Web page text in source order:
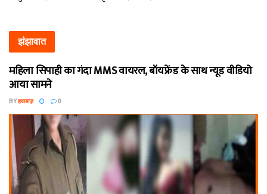
झंझावात
महिला सिपाही का गंदा MMS वायरल, बॉयफ्रेंड के साथ न्यूड वीडियो
आया सामने
BYहवाबाज़ 0